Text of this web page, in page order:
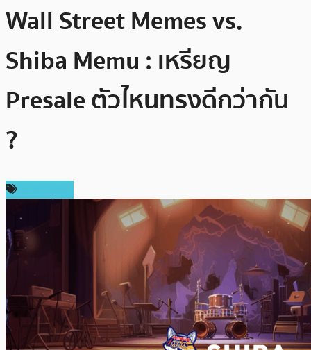
Wall Street Memes vs.
Shiba Memu : เหรียญ
Presale ตัวไหนทรงดีกว่ากัน
?